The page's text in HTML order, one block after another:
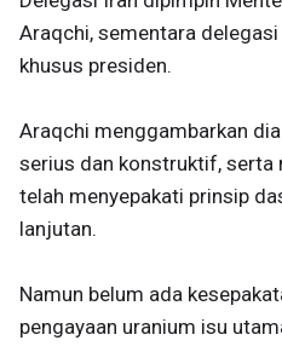
Araqchi, sementara
khusus presiden.
Araqchi menggambarkan
serius dan konstruktif, serta
telah menyepakati prinsip
lanjutan.
Namun belum ada
pengayaan uranium isu